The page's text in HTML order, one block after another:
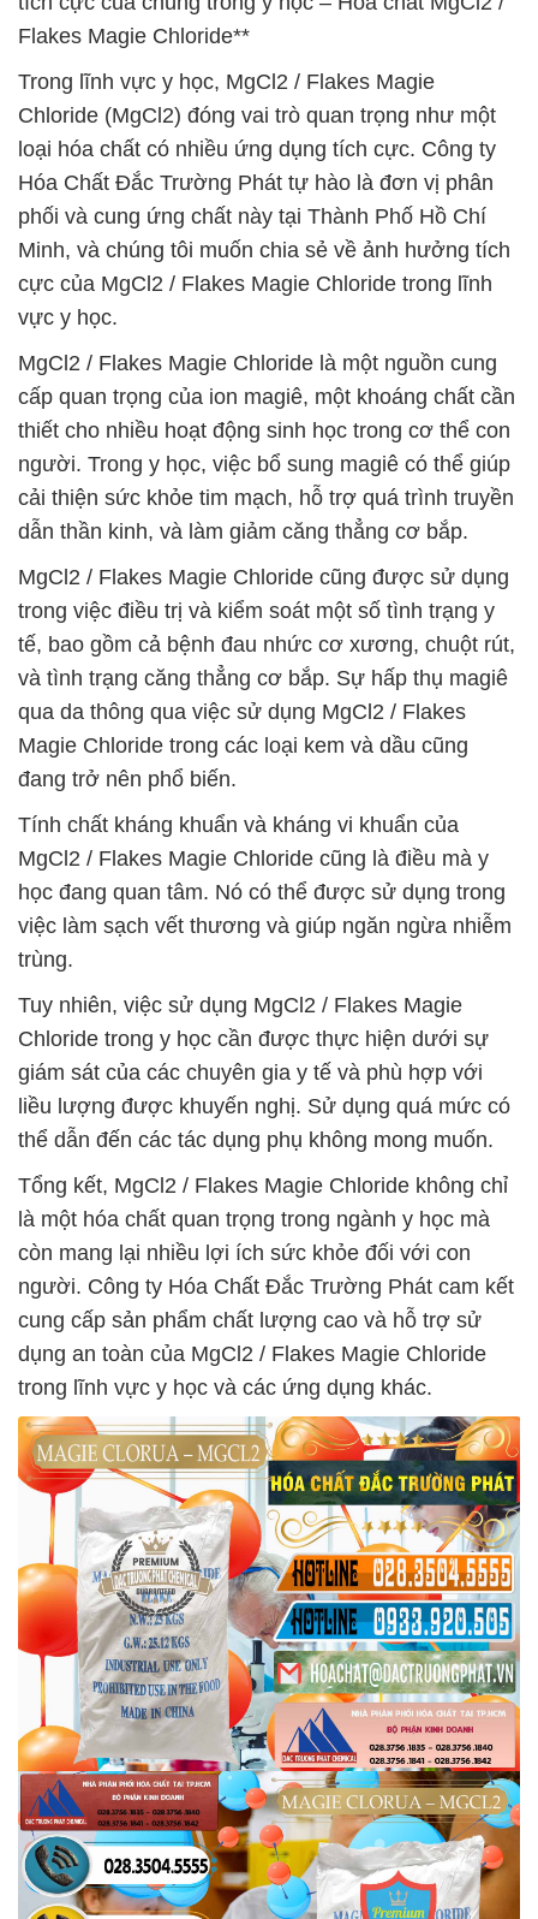
Flakes Magie Chloride**
Trong lĩnh vực y học, MgCl2 / Flakes Magie
Chloride (MgCl2) đóng vai trò quan trọng như một
loại hóa chất có nhiều ứng dụng tích cực. Công ty
Hóa Chất Đắc Trường Phát tự hào là đơn vị phân
phối và cung ứng chất này tại Thành Phố Hồ Chí
Minh, và chúng tôi muốn chia sẻ về ảnh hưởng tích
cực của MgCl2 / Flakes Magie Chloride trong lĩnh
vực y học.
MgCl2 / Flakes Magie Chloride là một nguồn cung
cấp quan trọng của ion magiê, một khoáng chất cần
thiết cho nhiều hoạt động sinh học trong cơ thể con
người. Trong y học, việc bổ sung magiê có thể giúp
cải thiện sức khỏe tim mạch, hỗ trợ quá trình truyền
dẫn thần kinh, và làm giảm căng thẳng cơ bắp.
MgCl2 / Flakes Magie Chloride cũng được sử dụng
trong việc điều trị và kiểm soát một số tình trạng y
tế, bao gồm cả bệnh đau nhức cơ xương, chuột rút,
và tình trạng căng thẳng cơ bắp. Sự hấp thụ magiê
qua da thông qua việc sử dụng MgCl2 / Flakes
Magie Chloride trong các loại kem và dầu cũng
đang trở nên phổ biến.
Tính chất kháng khuẩn và kháng vi khuẩn của
MgCl2 / Flakes Magie Chloride cũng là điều mà y
học đang quan tâm. Nó có thể được sử dụng trong
việc làm sạch vết thương và giúp ngăn ngừa nhiễm
trùng.
Tuy nhiên, việc sử dụng MgCl2 / Flakes Magie
Chloride trong y học cần được thực hiện dưới sự
giám sát của các chuyên gia y tế và phù hợp với
liều lượng được khuyến nghị. Sử dụng quá mức có
thể dẫn đến các tác dụng phụ không mong muốn.
Tổng kết, MgCl2 / Flakes Magie Chloride không chỉ
là một hóa chất quan trọng trong ngành y học mà
còn mang lại nhiều lợi ích sức khỏe đối với con
người. Công ty Hóa Chất Đắc Trường Phát cam kết
cung cấp sản phẩm chất lượng cao và hỗ trợ sử
dụng an toàn của MgCl2 / Flakes Magie Chloride
trong lĩnh vực y học và các ứng dụng khác.